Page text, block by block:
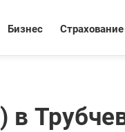
Бизнес Страхование
в